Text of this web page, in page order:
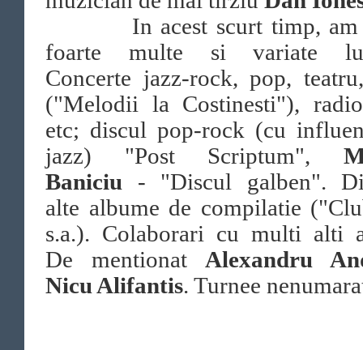
In acest scurt timp, am
foarte multe si variate
Concerte jazz-rock, pop,
("Melodii la Costinesti"),
etc; discul pop-rock (cu
jazz) "Post Scriptum",
Baniciu - "Discul galben".
alte albume de compilatie
s.a.). Colaborari cu multi alti
De mentionat Alexandru
Nicu Alifantis. Turnee